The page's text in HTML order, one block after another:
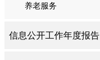
养老服务
信息公开工作年度报告